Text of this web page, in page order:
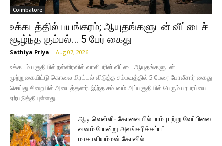
Coimbatore
உக்கடத்தில் பயங்கரம்; ஆயுதங்களுடன் வீட்டைச்
சூழ்ந்த கும்பல்… 5 பேர் கைது
Sathiya Priya - Aug 07, 2026
உக்கடம் பகுதியில் நள்ளிரவில் வாலிபரின் வீட்டை ஆயுதங்களுடன்
முற்றுகையிட்டு கொலை மிரட்டல் விடுத்த சம்பவத்தில் 5 பேரை போலீசார் கைது
செய்து சிறையில் அடைத்தனர். இந்த சம்பவம் அப்பகுதியில் பெரும் பரபரப்பை
ஏற்படுத்தியுள்ளது.
ஆடி வெள்ளி- கோவையில் பாம்பு புற்று வேப்பிலை
வனம் போன்று அலங்கரிக்கப்பட்ட
மாகாளியம்மன் கோவில்